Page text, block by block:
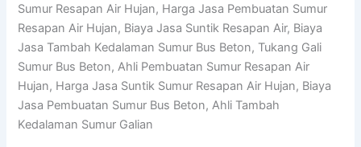
Sumur Resapan Air Hujan, Harga Jasa Pembuatan Sumur
Resapan Air Hujan, Biaya Jasa Suntik Resapan Air, Biaya
Jasa Tambah Kedalaman Sumur Bus Beton, Tukang Gali
Sumur Bus Beton, Ahli Pembuatan Sumur Resapan Air
Hujan, Harga Jasa Suntik Sumur Resapan Air Hujan, Biaya
Jasa Pembuatan Sumur Bus Beton, Ahli Tambah
Kedalaman Sumur Galian